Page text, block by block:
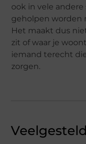
ook in vele andere
geholpen worden
Het maakt dus
zit of waar je
iemand terecht
zorgen.